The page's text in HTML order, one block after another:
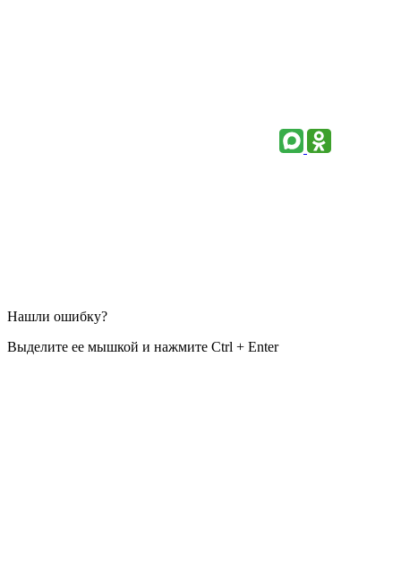
Нашли ошибку?
Выделите ее мышкой и нажмите Ctrl + Enter